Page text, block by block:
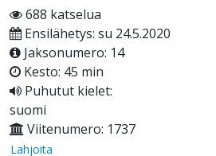
688 katselua
Ensilähetys: su 24.5.2020
Jaksonumero: 14
Kesto: 45 min
Puhutut kielet:
suomi
Viitenumero: 1737
Lahjoita